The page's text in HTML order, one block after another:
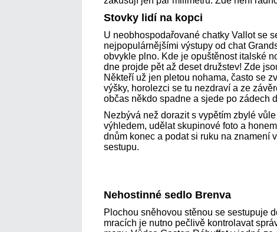
Stovky lidí na kopci
U neobhospodařované chatky Vallot se
nejpopulárnějšími výstupy od chat
obvykle plno. Kde je opuštěnost italské
dne projde pět až deset družstev! Zde
Někteří už jen pletou nohama, často se
výšky, horolezci se tu nezdraví a ze
občas někdo spadne a sjede po zádech
Nezbývá než dorazit s vypětím zbylé
výhledem, udělat skupinové foto a
dnům konec a podat si ruku na znamení
sestupu.
Nehostinné sedlo Brenva
Plochou sněhovou stěnou se sestupuje
mracích je nutno pečlivě kontrolavat